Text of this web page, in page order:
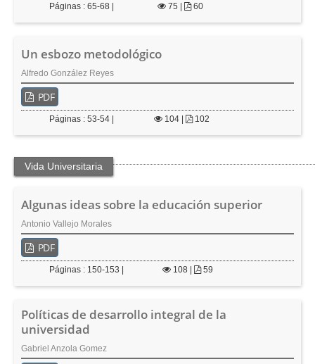
Páginas : 65-68 | 75 | 60
Un esbozo metodológico
Alfredo González Reyes
PDF
Páginas : 53-54 | 104 | 102
Vida Universitaria
Algunas ideas sobre la educación superior
Antonio Vallejo Morales
PDF
Páginas : 150-153 | 108 | 59
Políticas de desarrollo integral de la
universidad
Gabriel Anzola Gomez